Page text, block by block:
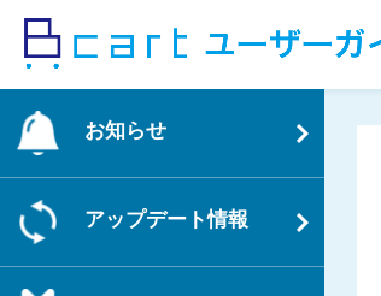
ッ
お知らせ
アップデート情報